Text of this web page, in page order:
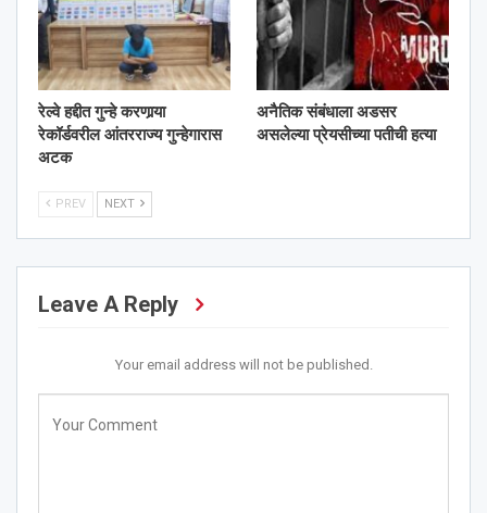
रेल्वे हद्दीत गुन्हे करणार्‍या
रेकॉर्डवरील आंतरराज्य गुन्हेगारास
अटक
अनैतिक संबंधाला अडसर
असलेल्या प्रेयसीच्या पतीची हत्या
PREV NEXT
Leave A Reply
Your email address will not be published.